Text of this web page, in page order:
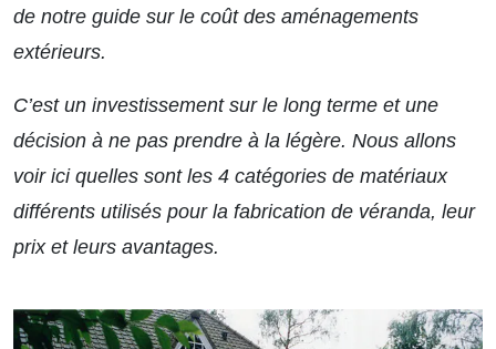
de notre guide sur le coût des aménagements
extérieurs.
C’est un investissement sur le long terme et une
décision à ne pas prendre à la légère. Nous allons
voir ici quelles sont les 4 catégories de matériaux
différents utilisés pour la fabrication de véranda, leur
prix et leurs avantages.